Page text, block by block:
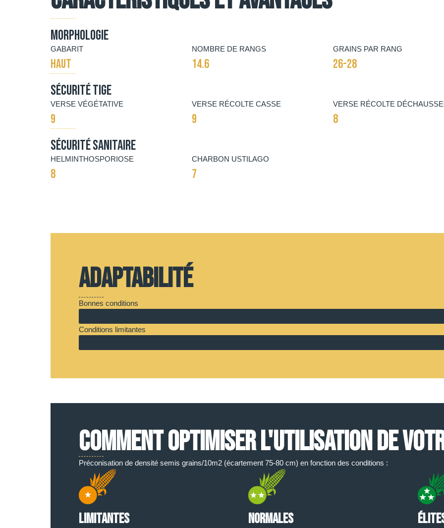
Morphologie
GABARIT
HAUT
NOMBRE DE RANGS
14.6
GRAINS PAR RANG
26-28
Sécurité tige
VERSE VÉGÉTATIVE
9
VERSE RÉCOLTE CASSE
9
VERSE RÉCOLTE
8
Sécurité Sanitaire
HELMINTHOSPORIOSE
8
CHARBON USTILAGO
7
Adaptabilité
Bonnes conditions
Conditions limitantes
COMMENT OPTIMISER L'UTILISATION DE
Préconisation de densité semis grains/10m2 (écartement 75-80 cm) en fonction des conditions :
Limitantes Normales